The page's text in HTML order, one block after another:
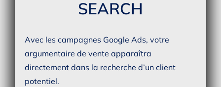
SEARCH
Avec les campagnes Google Ads, votre
argumentaire de vente apparaîtra
directement dans la recherche d’un client
potentiel.